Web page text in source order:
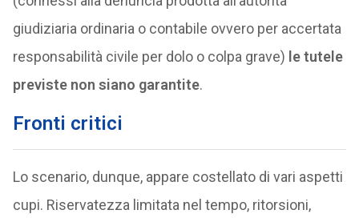
giudiziaria ordinaria o contabile ovvero per accertata
responsabilità civile per dolo o colpa grave) le tutele
previste non siano garantite.
Fronti critici
Lo scenario, dunque, appare costellato di vari aspetti
cupi. Riservatezza limitata nel tempo, ritorsioni,